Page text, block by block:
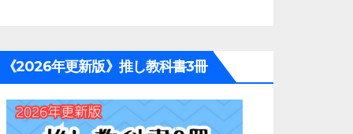
《2026年更新版》推し教科書3冊